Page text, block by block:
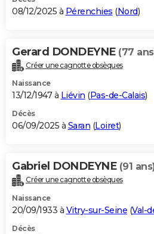
08/12/2025 à Pérenchies (Nord)
Gerard DONDEYNE (77
Créer une cagnotte obsèques
Naissance
13/12/1947 à Liévin (Pas-de-Calais)
Décès
06/09/2025 à Saran (Loiret)
Gabriel DONDEYNE (91
Créer une cagnotte obsèques
Naissance
20/09/1933 à Vitry-sur-Seine (Val-
Décès